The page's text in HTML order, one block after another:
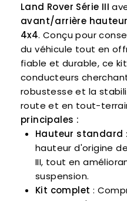
Land Rover Série III
avant/arrière
4x4. Conçu pour
du véhicule tout en
fiable et durable, ce
conducteurs
robustesse et la
route et en tout-
principales :
Hauteur standard
hauteur d'origine
III, tout en
suspension.
Kit complet :